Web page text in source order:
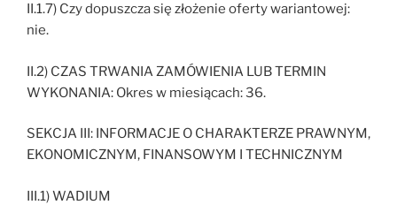
II.1.7) Czy dopuszcza się złożenie oferty wariantowej:
nie.
II.2) CZAS TRWANIA ZAMÓWIENIA LUB TERMIN
WYKONANIA: Okres w miesiącach: 36.
SEKCJA III: INFORMACJE O CHARAKTERZE PRAWNYM,
EKONOMICZNYM, FINANSOWYM I TECHNICZNYM
III.1) WADIUM